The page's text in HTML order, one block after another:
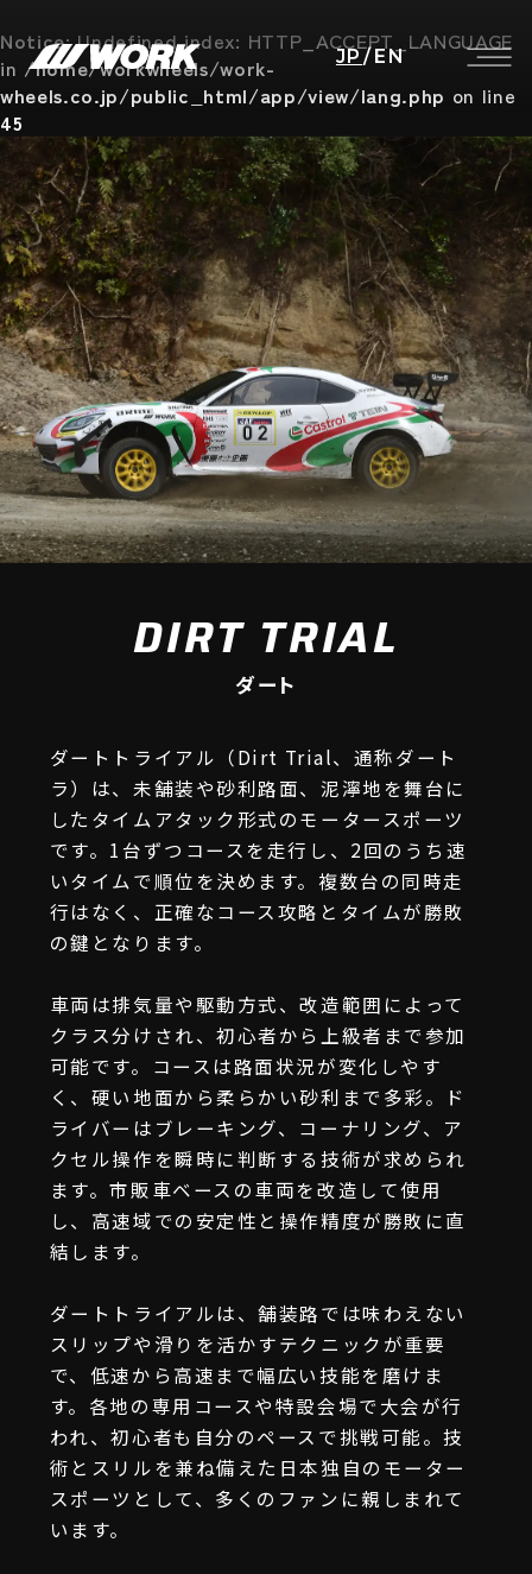
Notice: Undefined index: HTTP_ACCEPT_LANGUAGE
in /home/workwheels/work-
wheels.co.jp/public_html/app/view/lang.php on line
45
JP / EN
DIRT TRIAL
ダート
ダートトライアル（Dirt Trial、通称ダート
ラ）は、未舗装や砂利路面、泥濘地を舞台に
したタイムアタック形式のモータースポーツ
です。1台ずつコースを走行し、2回のうち速
いタイムで順位を決めます。複数台の同時走
行はなく、正確なコース攻略とタイムが勝敗
の鍵となります。
車両は排気量や駆動方式、改造範囲によって
クラス分けされ、初心者から上級者まで参加
可能です。コースは路面状況が変化しやす
く、硬い地面から柔らかい砂利まで多彩。ド
ライバーはブレーキング、コーナリング、ア
クセル操作を瞬時に判断する技術が求められ
ます。市販車ベースの車両を改造して使用
し、高速域での安定性と操作精度が勝敗に直
結します。
ダートトライアルは、舗装路では味わえない
スリップや滑りを活かすテクニックが重要
で、低速から高速まで幅広い技能を磨けま
す。各地の専用コースや特設会場で大会が行
われ、初心者も自分のペースで挑戦可能。技
術とスリルを兼ね備えた日本独自のモーター
スポーツとして、多くのファンに親しまれて
います。